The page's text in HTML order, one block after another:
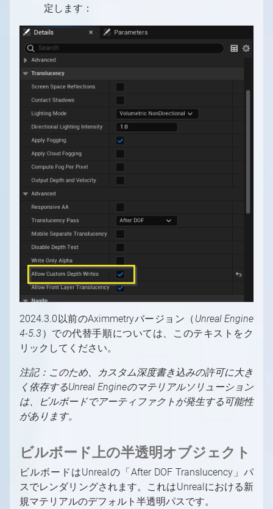
定します：
2024.3.0以前のAximmetryバージョン（ Unreal Engine
4-5.3 ）での代替手順については、このテキストをク
リックしてください。
注記：このため、カスタム深度書き込みの許可に大き
く依存するUnreal Engineのマテリアルソリューション
は、ビルボードでアーティファクトが発生する可能性
があります。
ビルボード上の半透明オブジェクト
ビルボードはUnrealの「After DOF Translucency」パ
スでレンダリングされます。これはUnrealにおける新
規マテリアルのデフォルト半透明パスです。